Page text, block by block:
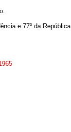
e 77º da República